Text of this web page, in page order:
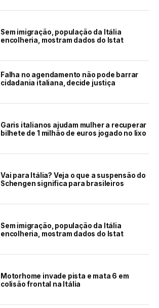
Sem imigração, população da Itália
encolheria, mostram dados do Istat
Falha no agendamento não pode barrar
cidadania italiana, decide justiça
Garis italianos ajudam mulher a recuperar
bilhete de 1 milhão de euros jogado no lixo
Vai para Itália? Veja o que a suspensão do
Schengen significa para brasileiros
Sem imigração, população da Itália
encolheria, mostram dados do Istat
Motorhome invade pista e mata 6 em
colisão frontal na Itália